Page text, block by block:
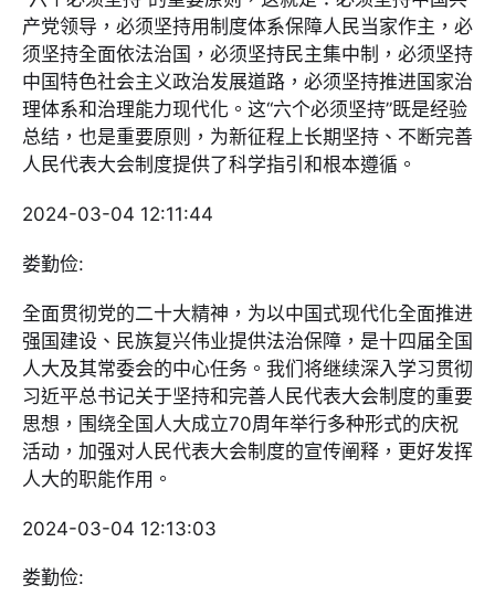
产党领导，必须坚持用制度体系保障人民当家作主，必
须坚持全面依法治国，必须坚持民主集中制，必须坚持
中国特色社会主义政治发展道路，必须坚持推进国家治
理体系和治理能力现代化。这“六个必须坚持”既是经验
总结，也是重要原则，为新征程上长期坚持、不断完善
人民代表大会制度提供了科学指引和根本遵循。
2024-03-04 12:11:44
娄勤俭:
全面贯彻党的二十大精神，为以中国式现代化全面推进
强国建设、民族复兴伟业提供法治保障，是十四届全国
人大及其常委会的中心任务。我们将继续深入学习贯彻
习近平总书记关于坚持和完善人民代表大会制度的重要
思想，围绕全国人大成立70周年举行多种形式的庆祝
活动，加强对人民代表大会制度的宣传阐释，更好发挥
人大的职能作用。
2024-03-04 12:13:03
娄勤俭: